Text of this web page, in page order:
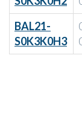
BAL21-
S0K3K0H3